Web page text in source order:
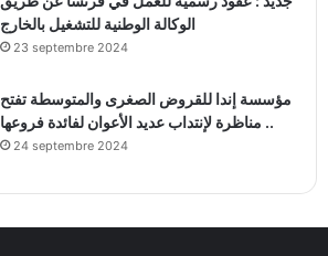
الوكالة الوطنية للتشغيل بالخارج
23 septembre 2024
مؤسسة إندا للقروض الصغرى والمتوسطة تفتح
مناظرة لإنتداب عديد الأعوان لفائدة فروعها ..
24 septembre 2024